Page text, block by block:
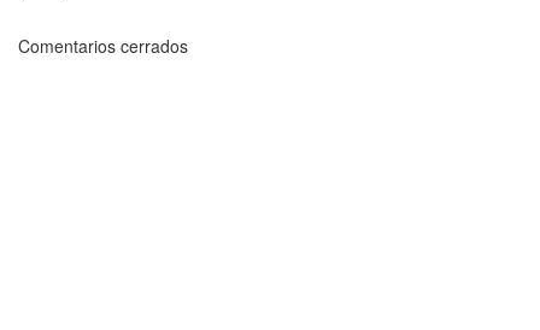
Comentarios cerrados